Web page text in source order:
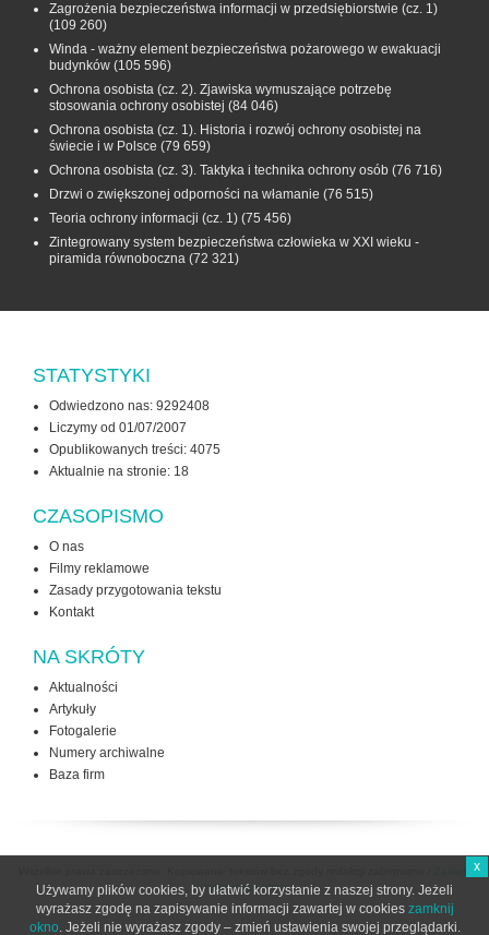
Zagrożenia bezpieczeństwa informacji w przedsiębiorstwie (cz. 1)
(109 260)
Winda - ważny element bezpieczeństwa pożarowego w ewakuacji
budynków (105 596)
Ochrona osobista (cz. 2). Zjawiska wymuszające potrzebę
stosowania ochrony osobistej (84 046)
Ochrona osobista (cz. 1). Historia i rozwój ochrony osobistej na
świecie i w Polsce (79 659)
Ochrona osobista (cz. 3). Taktyka i technika ochrony osób (76 716)
Drzwi o zwiększonej odporności na włamanie (76 515)
Teoria ochrony informacji (cz. 1) (75 456)
Zintegrowany system bezpieczeństwa człowieka w XXI wieku -
piramida równoboczna (72 321)
STATYSTYKI
Odwiedzono nas: 9292408
Liczymy od 01/07/2007
Opublikowanych treści: 4075
Aktualnie na stronie: 18
CZASOPISMO
O nas
Filmy reklamowe
Zasady przygotowania tekstu
Kontakt
NA SKRÓTY
Aktualności
Artykuły
Fotogalerie
Numery archiwalne
Baza firm
użytkowania strony
x
Używamy plików cookies, by ułatwić korzystanie z naszej strony. Jeżeli
wyrażasz zgodę na zapisywanie informacji zawartej w cookies zamknij
okno. Jeżeli nie wyrażasz zgody – zmień ustawienia swojej przeglądarki.